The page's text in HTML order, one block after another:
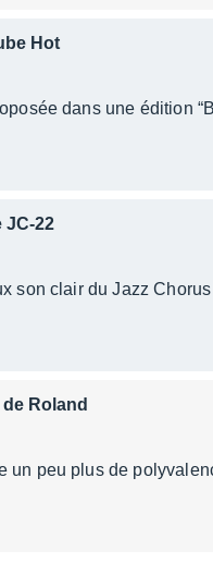
Hot
dans une édition
JC-22
son clair du Jazz
Roland
un peu plus de